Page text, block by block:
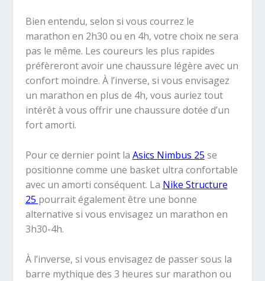
Bien entendu, selon si vous courrez le
marathon en 2h30 ou en 4h, votre choix ne sera
pas le même. Les coureurs les plus rapides
préfèreront avoir une chaussure légère avec un
confort moindre. À l’inverse, si vous envisagez
un marathon en plus de 4h, vous auriez tout
intérêt à vous offrir une chaussure dotée d’un
fort amorti.
Pour ce dernier point la Asics Nimbus 25 se
positionne comme une basket ultra confortable
avec un amorti conséquent. La Nike Structure
25 pourrait également être une bonne
alternative si vous envisagez un marathon en
3h30-4h.
À l’inverse, si vous envisagez de passer sous la
barre mythique des 3 heures sur marathon ou